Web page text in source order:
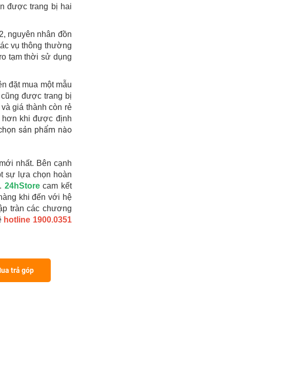
được trang bị hai
nguyên nhân đồn
vụ thông thường
tạm thời sử dụng
đặt mua một mẫu
được trang bị
giá thành còn rẻ
hơn khi được định
sản phẩm nào
nhất. Bên cạnh
sự lựa chọn hoàn
24hStorecam kết
khi đến với hệ
tràn các chương
hotline 1900.0351
trả góp